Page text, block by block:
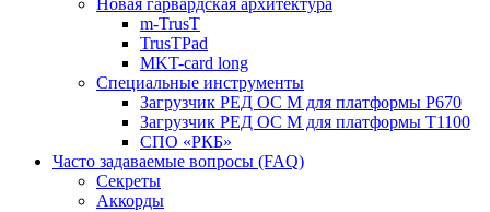
Новая гарвардская архитектура
m-TrusT
TrusTPad
MKT-card long
Специальные инструменты
Загрузчик РЕД ОС М для платформы Р670
Загрузчик РЕД ОС М для платформы Т1100
СПО «РКБ»
Часто задаваемые вопросы (FAQ)
Секреты
Аккорды